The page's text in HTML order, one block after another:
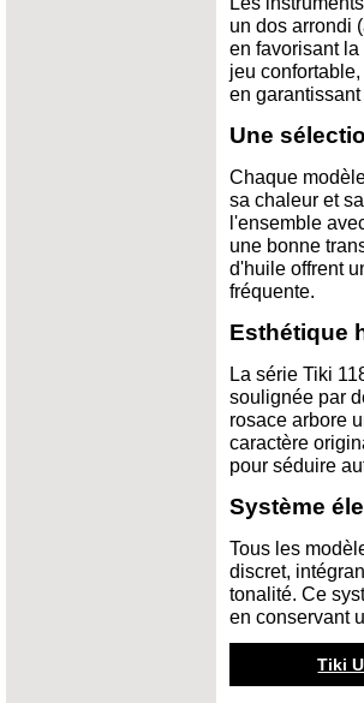
un dos arrondi
en favorisant
jeu
en
Une
Chaque
sa chaleur et
l'ensemble
une bonne
d'huile offrent
fréquente.
Esthétique
La série Tiki
soulignée par
rosace arbore
caractère
pour séduire
Système
Tous les
discret,
tonalité. Ce
en conservant
Tiki